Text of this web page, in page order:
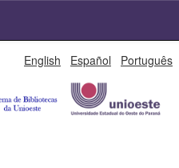
English Español Português